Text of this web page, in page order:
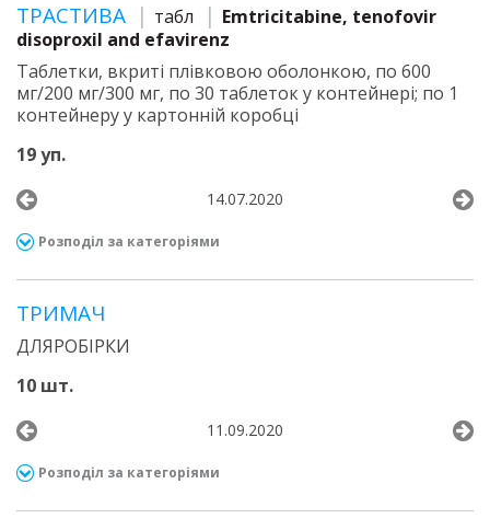
ТРАСТИВА табл
Emtricitabine, tenofovir
disoproxil and efavirenz
Таблетки, вкриті плівковою оболонкою, по 600
мг/200 мг/300 мг, по 30 таблеток у контейнері; по 1
контейнеру у картонній коробці
19 уп.
14.07.2020
Розподіл за категоріями
ТРИМАЧ
ДЛЯРОБІРКИ
10 шт.
11.09.2020
Розподіл за категоріями